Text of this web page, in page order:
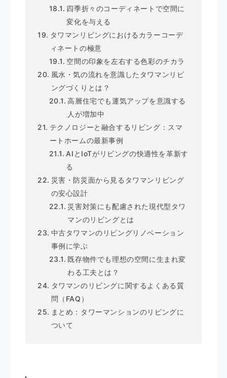
四季折々のコーディネートで空間に
変化を与える
タワマンリビングにおけるカラーコーデ
ィネートの極意
空間の印象を左右する色彩のチカラ
風水・気の流れを意識したタワマンリビ
ングづくりとは？
高層住宅でも運気アップを意識する
人が増加中
テクノロジーと融合するリビング：スマ
ートホームの最新事例
AIとIoTがリビングの快適性を革新す
る
災害・防災面から見るタワマンリビング
の安心設計
災害対策にも配慮された現代型タワ
マンのリビングとは
中古タワマンのリビングリノベーション
事例に学ぶ
既存物件でも理想の空間に生まれ変
わる工夫とは？
タワマンのリビングに関するよくある質
問（FAQ）
まとめ：タワーマンションのリビングに
ついて